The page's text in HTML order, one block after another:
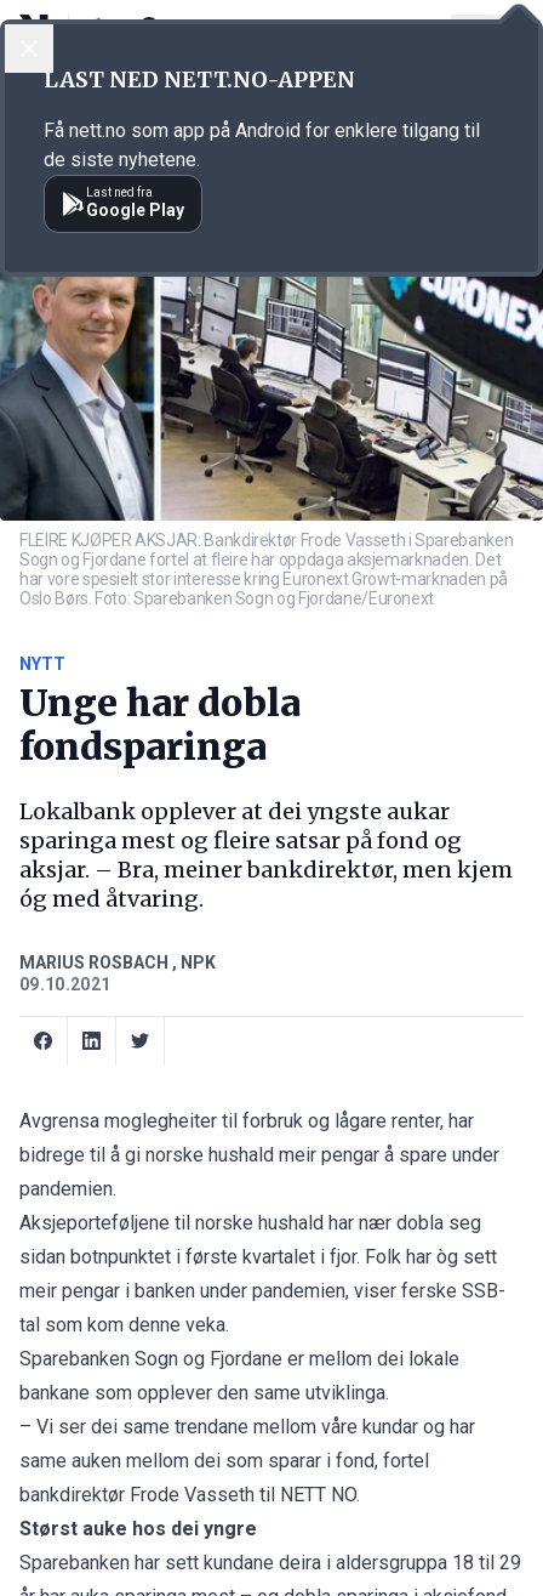
Annonsørinnhold
FLEIRE KJØPER AKSJAR: Bankdirektør Frode Vasseth i Sparebanken
Sogn og Fjordane fortel at fleire har oppdaga aksjemarknaden. Det
har vore spesielt stor interesse kring Euronext Growt-marknaden på
Oslo Børs. Foto: Sparebanken Sogn og Fjordane/Euronext
NYTT
Unge har dobla
fondsparinga
Lokalbank opplever at dei yngste aukar
sparinga mest og fleire satsar på fond og
aksjar. – Bra, meiner bankdirektør, men kjem
óg med åtvaring.
MARIUS ROSBACH , NPK
09.10.2021
Avgrensa moglegheiter til forbruk og lågare renter, har
bidrege til å gi norske hushald meir pengar å spare under
pandemien.
Aksjeporteføljene til norske hushald har nær dobla seg
sidan botnpunktet i første kvartalet i fjor. Folk har òg sett
meir pengar i banken under pandemien, viser ferske SSB-
tal som kom denne veka.
Sparebanken Sogn og Fjordane er mellom dei lokale
bankane som opplever den same utviklinga.
– Vi ser dei same trendane mellom våre kundar og har
same auken mellom dei som sparar i fond, fortel
bankdirektør Frode Vasseth til NETT NO.
Størst auke hos dei yngre
Sparebanken har sett kundane deira i aldersgruppa 18 til 29
LAST NED NETT.NO-APPEN
Få nett.no som app på Android for enklere tilgang til
de siste nyhetene.
Last ned fra
Google Play